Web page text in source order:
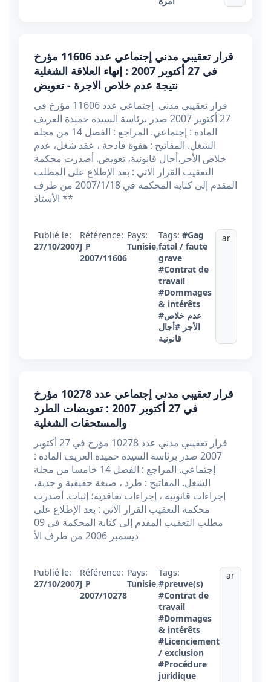
قرار تعقيبي مدني إجتماعي عدد 11606 مؤرخ
في 27 أكتوبر 2007 : إنهاء العلاقة الشغلية
نتيجة عدم خلاص الاجرة - تعويض
قرار تعقيبي مدني إجتماعي عدد 11606 مؤرخ في
27 أكتوبر 2007 صدر برئاسة السيدة حميدة العريف
المادة : إجتماعي. المراجع : الفصل 14 من مجلة
الشغل. المفاتيح : هفوة فادحة ، عقد شغل، عدم
خلاص الأجر،أجال قانونية، تعويض. أصدرت محكمة
التعقيب القرار الاتي : بعد الإطلاع على المطلب
المقدم إلى كتابة المحكمة في 2007/1/18 من طرف
الأستاذ **
Publié le:
27/10/2007
Référence:
J P
2007/11606
Pays:
Tunisie,
Tags: #Gag
fatal / faute
grave
#Contrat de
travail
#Dommages
& intérêts
#عدم خلاص
الأجر #أجال
قانونية
ar
قرار تعقيبي مدني إجتماعي عدد 10278 مؤرخ
في 27 أكتوبر 2007 : تعويضات الطرد
والمستحقات الشغلية
قرار تعقيبي مدني عدد 10278 مؤرخ في 27 أكتوبر
2007 صدر برئاسة السيدة حميدة العريف المادة :
إجتماعي. المراجع : الفصل 14 خامسا من مجلة
الشغل. المفاتيح : طرد ، صبغة حقيقية و جدية،
إجراءات قانونية ، إجراءات تعاقدية؛ إثبات. أصدرت
محكمة التعقيب القرار الآتي : بعد الإطلاع على
مطلب التعقيب المقدم إلى كتابة المحكمة في 09
ديسمبر 2006 من طرف الأ
Publié le:
27/10/2007
Référence:
J P
2007/10278
Pays:
Tunisie,
Tags:
#preuve(s)
#Contrat de
travail
#Dommages
& intérêts
#Licenciement
/ exclusion
#Procédure
juridique
ar